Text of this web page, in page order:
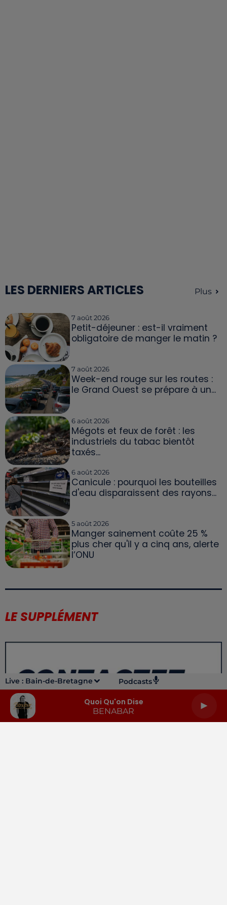
Live : Bain-de-Bretagne Podcasts
Quoi Qu'on Dise
BENABAR
LES DERNIERS ARTICLES Plus
7 août 2026
Petit-déjeuner : est-il vraiment
obligatoire de manger le matin ?
7 août 2026
Week-end rouge sur les routes :
le Grand Ouest se prépare à un...
6 août 2026
Mégots et feux de forêt : les
industriels du tabac bientôt
taxés...
6 août 2026
Canicule : pourquoi les bouteilles
d'eau disparaissent des rayons...
5 août 2026
Manger sainement coûte 25 %
plus cher qu'il y a cinq ans, alerte
l’ONU
LE SUPPLÉMENT